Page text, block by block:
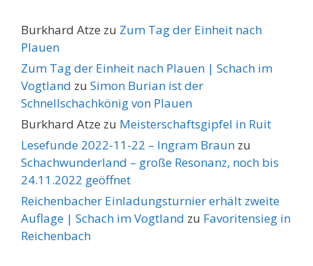
Burkhard Atze zu Zum Tag der Einheit nach
Plauen
Zum Tag der Einheit nach Plauen | Schach im
Vogtland zu Simon Burian ist der
Schnellschachkönig von Plauen
Burkhard Atze zu Meisterschaftsgipfel in Ruit
Lesefunde 2022-11-22 – Ingram Braun zu
Schachwunderland – große Resonanz, noch bis
24.11.2022 geöffnet
Reichenbacher Einladungsturnier erhält zweite
Auflage | Schach im Vogtland zu Favoritensieg in
Reichenbach